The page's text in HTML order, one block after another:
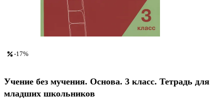
-17%
Учение без мучения. Основа. 3 класс. Тетрадь для
младших школьников